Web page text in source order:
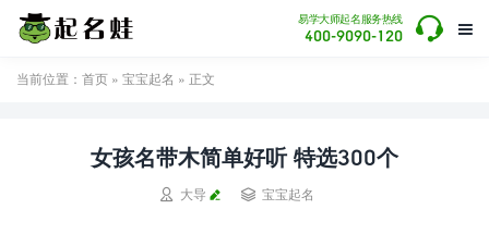

易学大师起名服务热线
400-9090-120 
当前位置： 首页 » 宝宝起名 » 正文
女孩名带木简单好听 特选300个
 大导  宝宝起名